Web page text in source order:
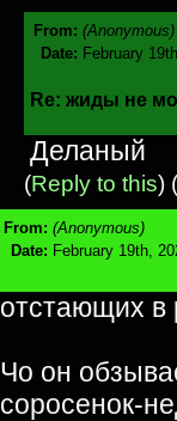
From: (Anonymous)
Date: February
Re: жиды не
Деланый
(Reply to this) (
From: (Anonymous)
Date: February 19th,
отстающих в
Чо он
соросенок-